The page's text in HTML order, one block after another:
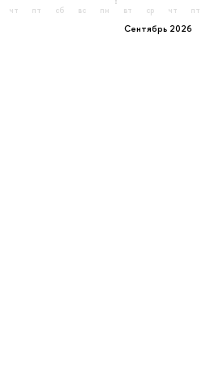
чт пт сб вс пн
Сентябрь 2026
вт ср чт пт